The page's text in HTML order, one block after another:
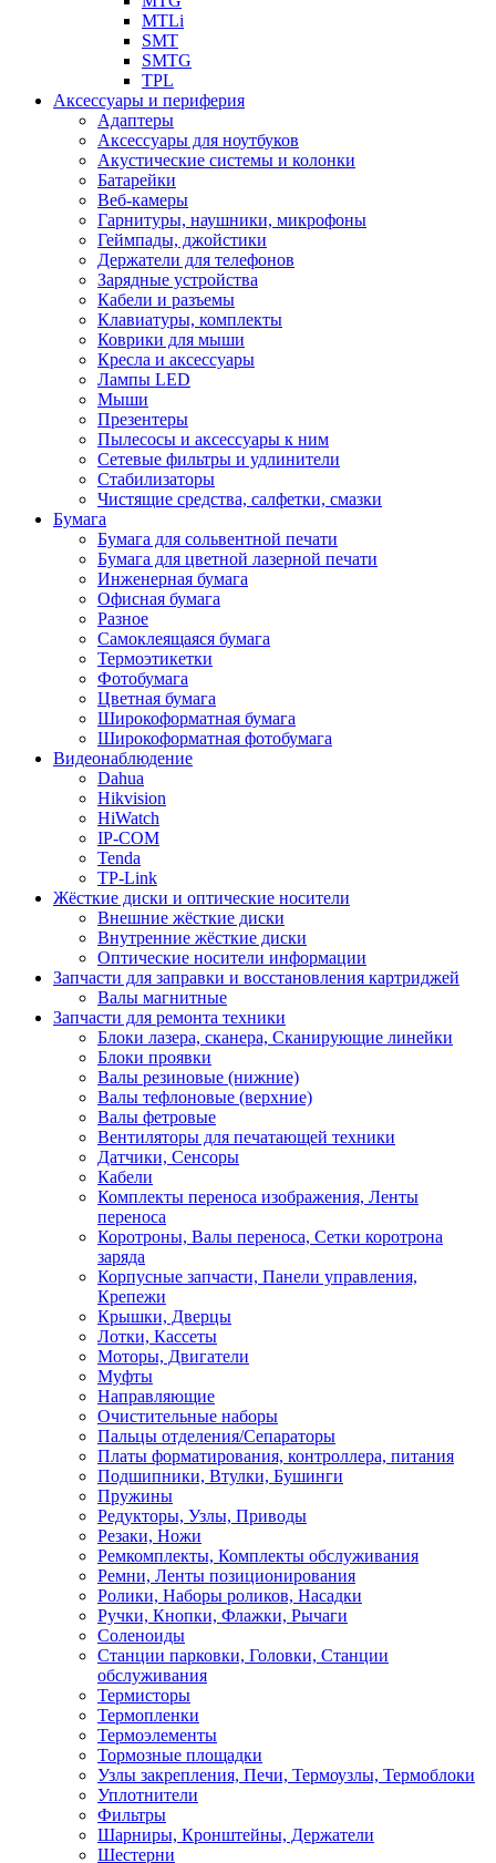
MTLi
SMT
SMTG
TPL
Аксессуары и периферия
Адаптеры
Аксессуары для ноутбуков
Акустические системы и колонки
Батарейки
Веб-камеры
Гарнитуры, наушники, микрофоны
Геймпады, джойстики
Держатели для телефонов
Зарядные устройства
Кабели и разъемы
Клавиатуры, комплекты
Коврики для мыши
Кресла и аксессуары
Лампы LED
Мыши
Презентеры
Пылесосы и аксессуары к ним
Сетевые фильтры и удлинители
Стабилизаторы
Чистящие средства, салфетки, смазки
Бумага
Бумага для сольвентной печати
Бумага для цветной лазерной печати
Инженерная бумага
Офисная бумага
Разное
Самоклеящаяся бумага
Термоэтикетки
Фотобумага
Цветная бумага
Широкоформатная бумага
Широкоформатная фотобумага
Видеонаблюдение
Dahua
Hikvision
HiWatch
IP-COM
Tenda
TP-Link
Жёсткие диски и оптические носители
Внешние жёсткие диски
Внутренние жёсткие диски
Оптические носители информации
Запчасти для заправки и восстановления картриджей
Валы магнитные
Запчасти для ремонта техники
Блоки лазера, сканера, Сканирующие линейки
Блоки проявки
Валы резиновые (нижние)
Валы тефлоновые (верхние)
Валы фетровые
Вентиляторы для печатающей техники
Датчики, Сенсоры
Кабели
Комплекты переноса изображения, Ленты
переноса
Коротроны, Валы переноса, Сетки коротрона
заряда
Корпусные запчасти, Панели управления,
Крепежи
Крышки, Дверцы
Лотки, Кассеты
Моторы, Двигатели
Муфты
Направляющие
Очистительные наборы
Пальцы отделения/Сепараторы
Платы форматирования, контроллера, питания
Подшипники, Втулки, Бушинги
Пружины
Редукторы, Узлы, Приводы
Резаки, Ножи
Ремкомплекты, Комплекты обслуживания
Ремни, Ленты позиционирования
Ролики, Наборы роликов, Насадки
Ручки, Кнопки, Флажки, Рычаги
Соленоиды
Станции парковки, Головки, Станции
обслуживания
Термисторы
Термопленки
Термоэлементы
Тормозные площадки
Узлы закрепления, Печи, Термоузлы, Термоблоки
Уплотнители
Фильтры
Шарниры, Кронштейны, Держатели
Шестерни